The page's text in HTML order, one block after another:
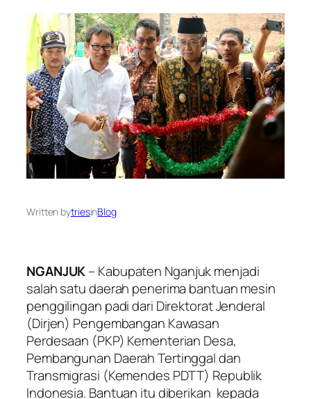
Written bytriesinBlog
NGANJUK– Kabupaten Nganjuk menjadi
salah satu daerah penerima bantuan mesin
penggilingan padi dari Direktorat Jenderal
(Dirjen) Pengembangan Kawasan
Perdesaan (PKP) Kementerian Desa,
Pembangunan Daerah Tertinggal dan
Transmigrasi (Kemendes PDTT) Republik
Indonesia. Bantuan itu diberikan kepada